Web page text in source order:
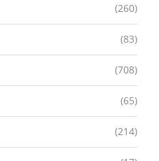
(260)
(83)
(708)
(65)
(214)